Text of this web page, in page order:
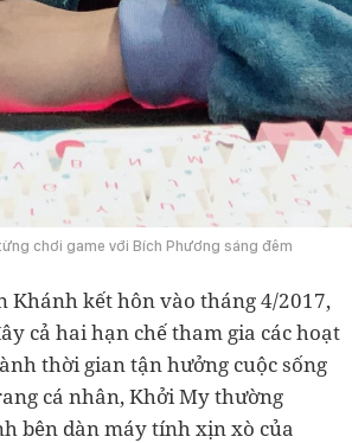
chơi game với Bích Phương sáng đêm
Khánh kết hôn vào tháng 4/2017,
cả hai hạn chế tham gia các hoạt
thời gian tận hưởng cuộc sống
cá nhân, Khởi My thường
bên dàn máy tính xịn xò của